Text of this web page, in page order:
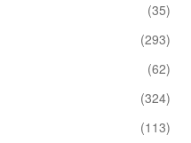
(35)
(293)
(62)
(324)
(113)